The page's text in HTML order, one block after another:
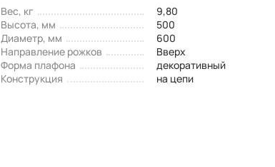
Вес, кг
9,80
Высота, мм
500
Диаметр, мм
600
Направление рожков
Вверх
Форма плафона
декоративный
Конструкция
на цепи